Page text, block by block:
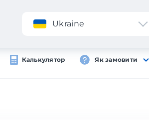
Додаток
Калькулятор Як замовити
Ukraine